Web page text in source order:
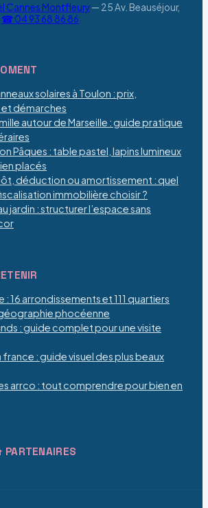
Cannes Montfleury— 25 Av. Beauséjour,
☎ 04 93 68 86 86
solaires à Toulon : prix,
démarches
autour de Marseille : guide pratique
Pâques : table pastel, lapins lumineux
placés
déduction ou amortissement : quel
immobilière choisir ?
jardin : structurer l’espace sans
: 16 arrondissements et 111 quartiers
phocéenne
: guide complet pour une visite
: guide visuel des plus beaux
arrco : tout comprendre pour bien en
PARTENAIRES